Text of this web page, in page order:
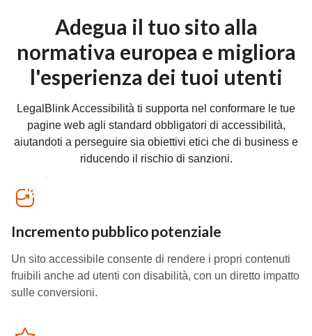
Adegua il tuo sito alla
normativa europea e migliora
l'esperienza dei tuoi utenti
LegalBlink Accessibilità ti supporta nel conformare le tue
pagine web agli standard obbligatori di accessibilità,
aiutandoti a perseguire sia obiettivi etici che di business e
riducendo il rischio di sanzioni.
Incremento pubblico potenziale
Un sito accessibile consente di rendere i propri contenuti
fruibili anche ad utenti con disabilità, con un diretto impatto
sulle conversioni.